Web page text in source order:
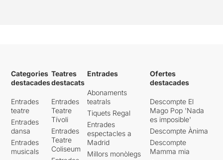
Categories
destacades
Entrades
teatre
Entrades
dansa
Entrades
musicals
Teatres
destacats
Entrades
Teatre
Tívoli
Entrades
Teatre
Coliseum
Entrades
Abonaments
teatrals
Tiquets Regal
Entrades
espectacles a
Madrid
Millors monòlegs
Ofertes
destacades
Descompte El
Mago Pop 'Nada
es imposible'
Descompte Ànima
Descompte
Mamma mia